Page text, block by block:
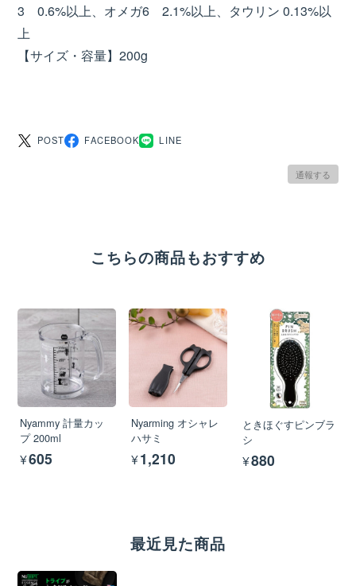
3 0.6%以上、オメガ6 2.1%以上、タウリン 0.13%以
上
【サイズ・容量】200g
POST FACEBOOK LINE
通報する
こちらの商品もおすすめ
Nyammy 計量カッ
プ 200ml
¥605
Nyarming オシャレ
ハサミ
¥1,210
ときほぐすピンブラ
シ
¥880
最近見た商品